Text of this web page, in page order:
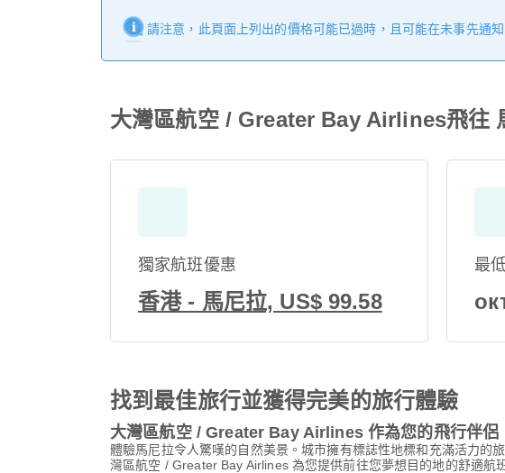
請注意，此頁面上列出的價格可能已過時，且可能在未事先通
大灣區航空 / Greater Bay Airlines飛往
獨家航班優惠
香港 - 馬尼拉, US$ 99.58
最
找到最佳旅行並獲得完美的旅行體驗
大灣區航空 / Greater Bay Airlines 作為您的飛行伴侶
體驗馬尼拉令人驚嘆的自然美景。城市擁有標誌性地標和充滿活力的
灣區航空 / Greater Bay Airlines 為您提供前往您夢想目的地的舒適航